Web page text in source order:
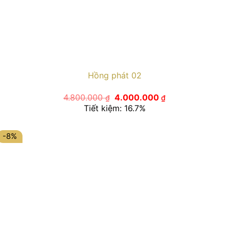
Hồng phát 02
4.800.000₫ Giá
gốc
là:
4.000.000₫Giá
Tiết kiệm: 16.7%
-8%